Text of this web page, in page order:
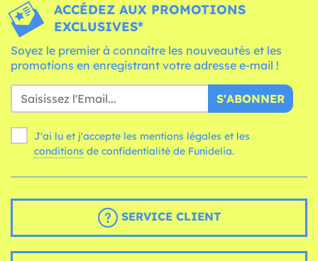
ACCÉDEZ AUX PROMOTIONS
EXCLUSIVES*
Soyez le premier à connaître les nouveautés et les
promotions en enregistrant votre adresse e-mail !
S'ABONNER
J'ai lu et j'accepte les mentions légales et les
conditions de confidentialité de Funidelia.
SERVICE CLIENT